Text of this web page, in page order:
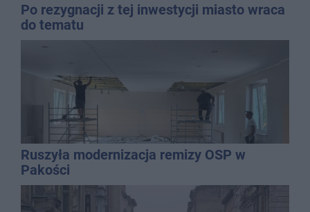
Po rezygnacji z tej inwestycji miasto wraca
do tematu
Ruszyła modernizacja remizy OSP w
Pakości